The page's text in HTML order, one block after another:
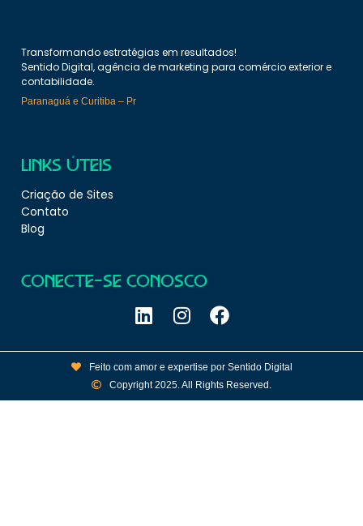
Transformando estratégias em resultados!
Sentido Digital, agência de marketing para comércio exterior e
contabilidade.
Paranaguá e Curitiba – Pr
LINKS ÚTEIS
Criação de Sites
Contato
Blog
CONECTE-SE CONOSCO
Feito com amor e expertise por Sentido Digital
Copyright 2025. All Rights Reserved.